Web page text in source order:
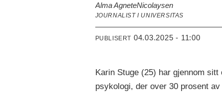
Alma AgneteNicolaysen
JOURNALIST I UNIVERSITAS
PUBLISERT 04.03.2025 - 11:00
Karin Stuge (25) har gjennom
psykologi, der over 30 prosent